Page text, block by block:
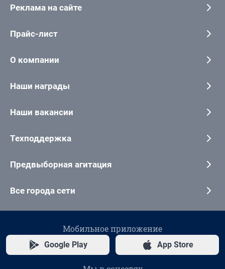
Реклама на сайте
Прайс-лист
О компании
Наши награды
Наши вакансии
Техподдержка
Предвыборная агитация
Все города сети
Мобильное приложение
Google Play App Store